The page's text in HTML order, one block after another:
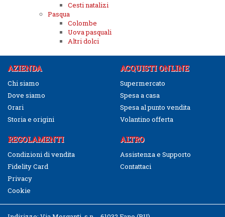
Cesti natalizi
Pasqua
Colombe
Uova pasquali
Altri dolci
AZIENDA
Chi siamo
Dove siamo
Orari
Storia e origini
ACQUISTI ONLINE
Supermercato
Spesa a casa
Spesa al punto vendita
Volantino offerta
REGOLAMENTI
Condizioni di vendita
Fidelity Card
Privacy
Cookie
ALTRO
Assistenza e Supporto
Contattaci